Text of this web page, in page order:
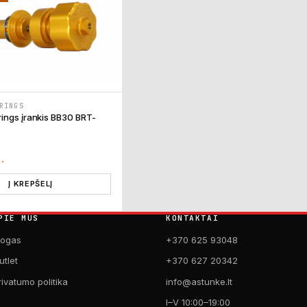
įrankis BB30 BRT-
Į KREPŠELĮ
MUS
politika
KONTAKTAI
+370 625 93048
+370 627 20342
info@astunke.lt
I–V 10:00–19:00